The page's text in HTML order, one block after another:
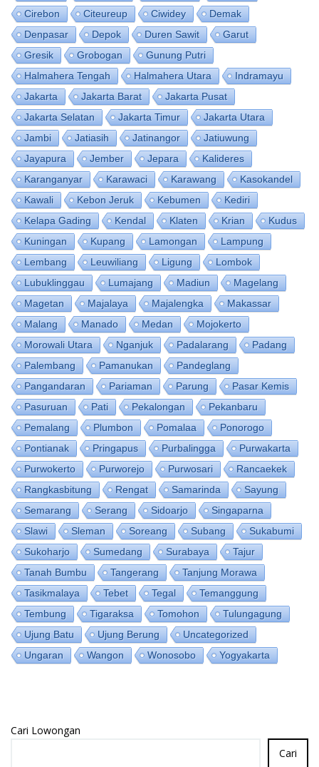
Cirebon
Citeureup Ciwidey
Demak
Denpasar
Depok Duren Sawit
Garut
Gresik
Grobogan
Gunung Putri
Halmahera Tengah
Halmahera Utara
Indramayu
Jakarta
Jakarta Barat
Jakarta Pusat
Jakarta Selatan
Jakarta Timur
Jakarta Utara
Jambi
Jatiasih Jatinangor
Jatiuwung
Jayapura
Jember Jepara
Kalideres
Karanganyar
Karawaci Karawang
Kasokandel
Kawali
Kebon Jeruk Kebumen
Kediri
Kelapa Gading
Kendal Klaten Krian
Kudus
Kuningan
Kupang Lamongan
Lampung
Lembang
Leuwiliang Ligung
Lombok
Lubuklinggau
Lumajang Madiun
Magelang
Magetan
Majalaya Majalengka
Makassar
Malang
Manado Medan
Mojokerto
Morowali Utara
Nganjuk Padalarang
Padang
Palembang
Pamanukan
Pandeglang
Pangandaran
Pariaman Parung
Pasar Kemis
Pasuruan
Pati Pekalongan
Pekanbaru
Pemalang
Plumbon Pomalaa
Ponorogo
Pontianak
Pringapus Purbalingga
Purwakarta
Purwokerto
Purworejo Purwosari
Rancaekek
Rangkasbitung
Rengat Samarinda
Sayung
Semarang
Serang Sidoarjo
Singaparna
Slawi
Sleman Soreang Subang
Sukabumi
Sukoharjo
Sumedang Surabaya
Tajur
Tanah Bumbu
Tangerang
Tanjung Morawa
Tasikmalaya
Tebet Tegal
Temanggung
Tembung
Tigaraksa Tomohon
Tulungagung
Ujung Batu
Ujung Berung
Uncategorized
Ungaran
Wangon Wonosobo Yogyakarta
Cari Lowongan
Cari